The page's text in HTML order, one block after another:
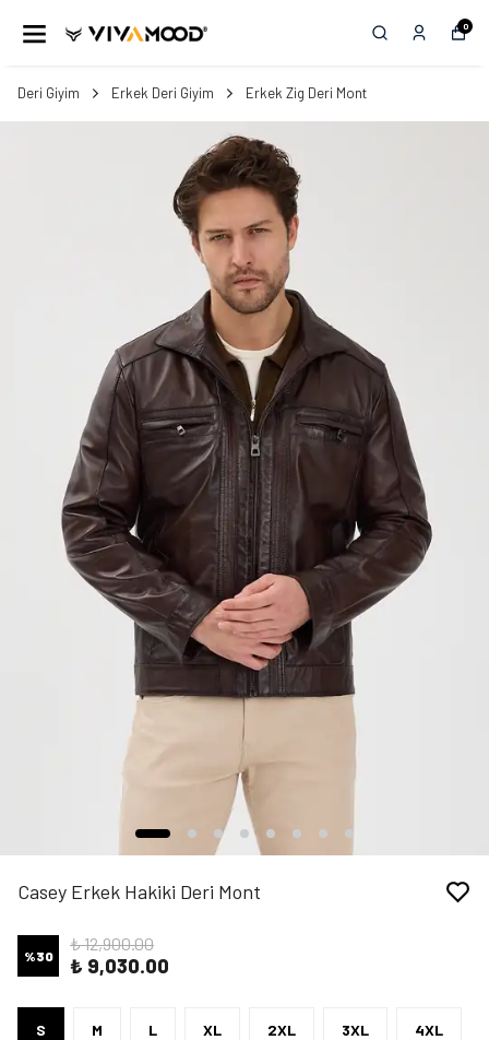
0
Deri Giyim Erkek Deri Giyim Erkek Zig Deri Mont
Casey Erkek Hakiki Deri Mont
%30
₺ 12,900.00
₺ 9,030.00
S M L XL 2XL 3XL 4XL